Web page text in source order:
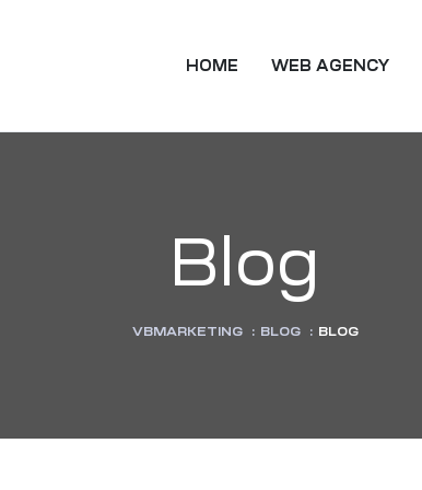
HOME WEB AGENCY
Blog
VBMARKETING : BLOG : BLOG